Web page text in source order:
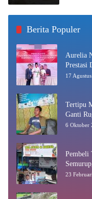
Berita Populer
Aurelia
Prestasi
Kerinci
17
Tertipu
Ganti
6 Oktober
Pembeli
23